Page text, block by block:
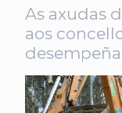
As axudas
aos